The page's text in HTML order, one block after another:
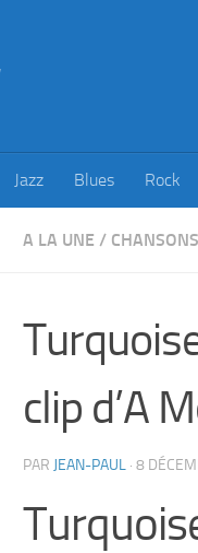
Jazz Blues Rock
A LA UNE / CHANSONS
clip d’A
PAR JEAN-PAUL · 8